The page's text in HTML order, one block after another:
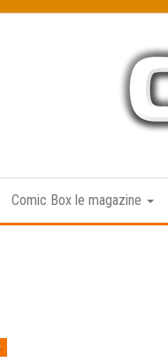
Comic Box le magazine